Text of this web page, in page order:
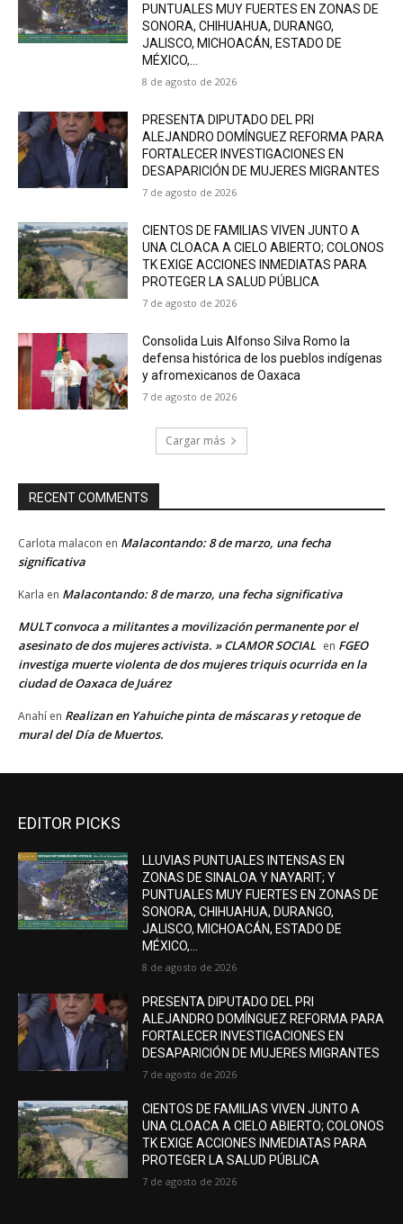
PUNTUALES MUY FUERTES EN ZONAS DE
SONORA, CHIHUAHUA, DURANGO,
JALISCO, MICHOACÁN, ESTADO DE
MÉXICO,...
8 de agosto de 2026
PRESENTA DIPUTADO DEL PRI
ALEJANDRO DOMÍNGUEZ REFORMA PARA
FORTALECER INVESTIGACIONES EN
DESAPARICIÓN DE MUJERES MIGRANTES
7 de agosto de 2026
CIENTOS DE FAMILIAS VIVEN JUNTO A
UNA CLOACA A CIELO ABIERTO; COLONOS
TK EXIGE ACCIONES INMEDIATAS PARA
PROTEGER LA SALUD PÚBLICA
7 de agosto de 2026
Consolida Luis Alfonso Silva Romo la
defensa histórica de los pueblos indígenas
y afromexicanos de Oaxaca
7 de agosto de 2026
Cargar más
RECENT COMMENTS
Carlota malacon en Malacontando: 8 de marzo, una fecha
significativa
Karla en Malacontando: 8 de marzo, una fecha significativa
MULT convoca a militantes a movilización permanente por el
asesinato de dos mujeres activista. » CLAMOR SOCIAL en FGEO
investiga muerte violenta de dos mujeres triquis ocurrida en la
ciudad de Oaxaca de Juárez
Anahí en Realizan en Yahuiche pinta de máscaras y retoque de
mural del Día de Muertos.
EDITOR PICKS
LLUVIAS PUNTUALES INTENSAS EN
ZONAS DE SINALOA Y NAYARIT; Y
PUNTUALES MUY FUERTES EN ZONAS DE
SONORA, CHIHUAHUA, DURANGO,
JALISCO, MICHOACÁN, ESTADO DE
MÉXICO,...
8 de agosto de 2026
PRESENTA DIPUTADO DEL PRI
ALEJANDRO DOMÍNGUEZ REFORMA PARA
FORTALECER INVESTIGACIONES EN
DESAPARICIÓN DE MUJERES MIGRANTES
7 de agosto de 2026
CIENTOS DE FAMILIAS VIVEN JUNTO A
UNA CLOACA A CIELO ABIERTO; COLONOS
TK EXIGE ACCIONES INMEDIATAS PARA
PROTEGER LA SALUD PÚBLICA
7 de agosto de 2026